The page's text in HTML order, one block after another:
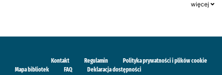
więcej
Kontakt Regulamin
Polityka prywatności i plików cookie
Mapa bibliotek
FAQ Deklaracja dostępności